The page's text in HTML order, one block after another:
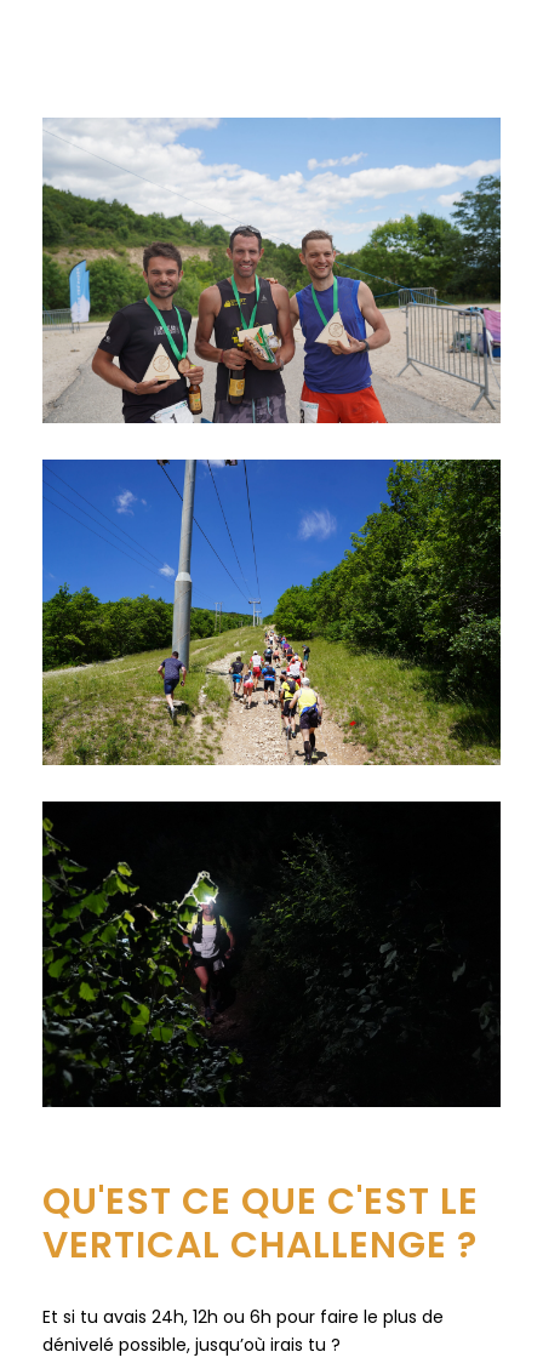
QU'EST CE QUE C'EST LE
VERTICAL CHALLENGE ?
Et si tu avais 24h, 12h ou 6h pour faire le plus de
dénivelé possible, jusqu’où irais tu ?